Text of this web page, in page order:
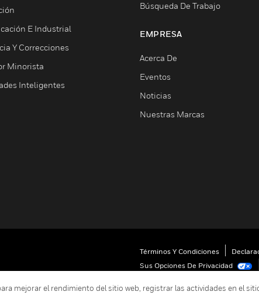
E Industrial
Y Correcciones
Minorista
Inteligentes
Búsqueda De Trabajo
EMPRESA
Acerca De
Eventos
Noticias
Nuestras Marcas
Términos Y Condiciones
Sus Opciones De Privacidad
mejorar el rendimiento del sitio web, registrar las actividades en el